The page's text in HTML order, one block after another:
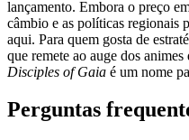
lançamento. Embora o preço
câmbio e as políticas
aqui. Para quem gosta de
que remete ao auge dos animes
Disciples of Gaia é um nome
Perguntas